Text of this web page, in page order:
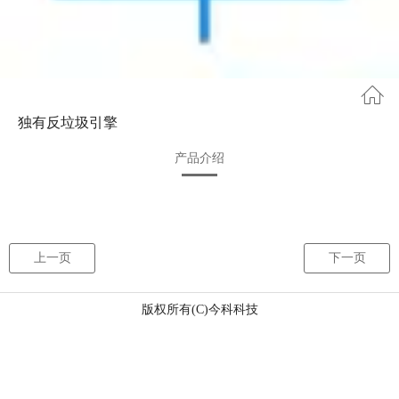
独有反垃圾引擎
产品介绍
上一页 下一页
版权所有(C)今科科技